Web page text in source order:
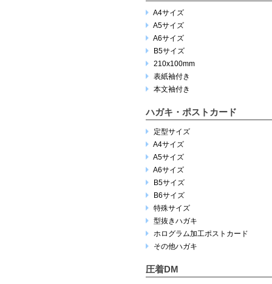
A4サイズ
A5サイズ
A6サイズ
B5サイズ
210x100mm
表紙袖付き
本文袖付き
ハガキ・ポストカード
定型サイズ
A4サイズ
A5サイズ
A6サイズ
B5サイズ
B6サイズ
特殊サイズ
型抜きハガキ
ホログラム加工ポストカード
その他ハガキ
圧着DM